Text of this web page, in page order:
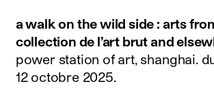
a walk on the wild side : arts
collection de l’art brut and
power station of art, shanghai.
12 octobre 2025.